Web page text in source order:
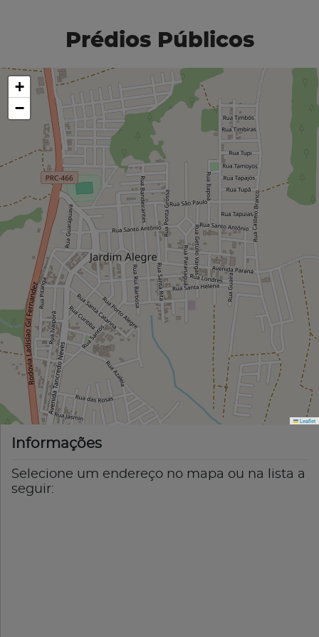
Prédios Públicos
+
−
Leaflet
Informações
Selecione um endereço no mapa ou na lista a
seguir: